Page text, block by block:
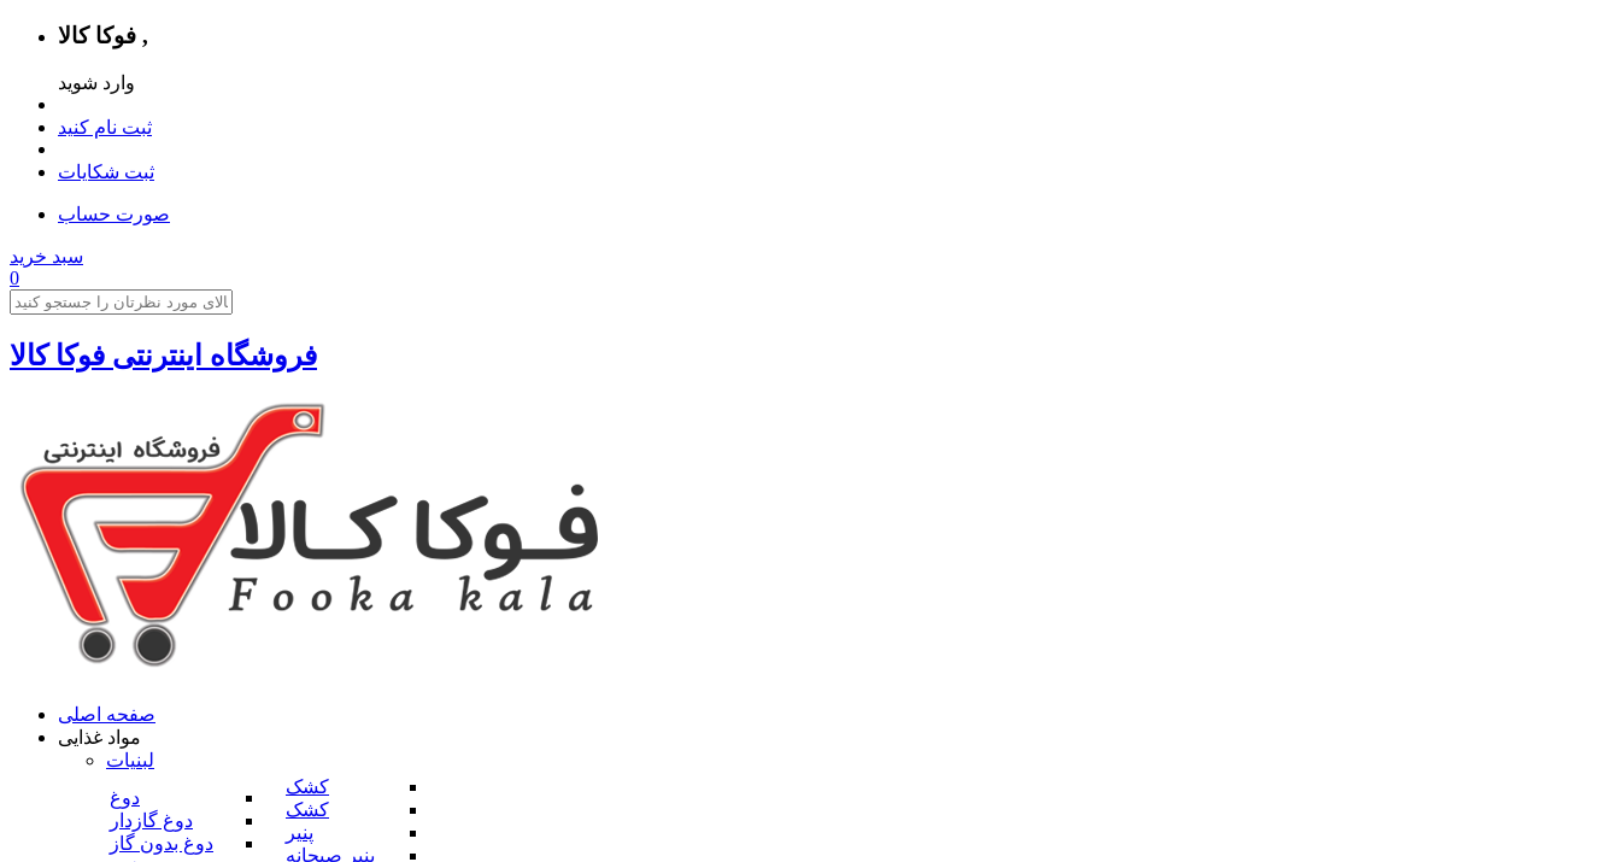
فوکا کالا ,
وارد شوید
ثبت نام کنید
ثبت شکایات
صورت حساب
سبد خرید
0
فروشگاه اینترنتی فوکا کالا
صفحه اصلی
مواد غذایی
لبنیات
کشک
کشک
پنیر
پنیر صبحانه
دوغ
دوغ گازدار
دوغ بدون گاز